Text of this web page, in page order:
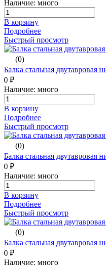
Наличие: много
В корзину
Подробнее
Быстрый просмотр
(0)
Балка стальная двутавровая
0 ₽
Наличие: много
В корзину
Подробнее
Быстрый просмотр
(0)
Балка стальная двутавровая
0 ₽
Наличие: много
В корзину
Подробнее
Быстрый просмотр
(0)
Балка стальная двутавровая
0 ₽
Наличие: много